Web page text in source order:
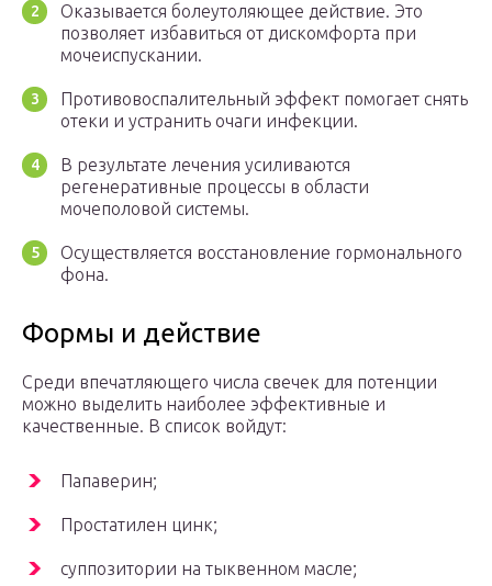
Оказывается болеутоляющее действие. Это
позволяет избавиться от дискомфорта при
мочеиспускании.
Противовоспалительный эффект помогает снять
отеки и устранить очаги инфекции.
В результате лечения усиливаются
регенеративные процессы в области
мочеполовой системы.
Осуществляется восстановление гормонального
фона.
Формы и действие
Среди впечатляющего числа свечек для потенции
можно выделить наиболее эффективные и
качественные. В список войдут:
Папаверин;
Простатилен цинк;
суппозитории на тыквенном масле;